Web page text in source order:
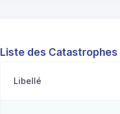
Liste des Catastrophes
Libellé